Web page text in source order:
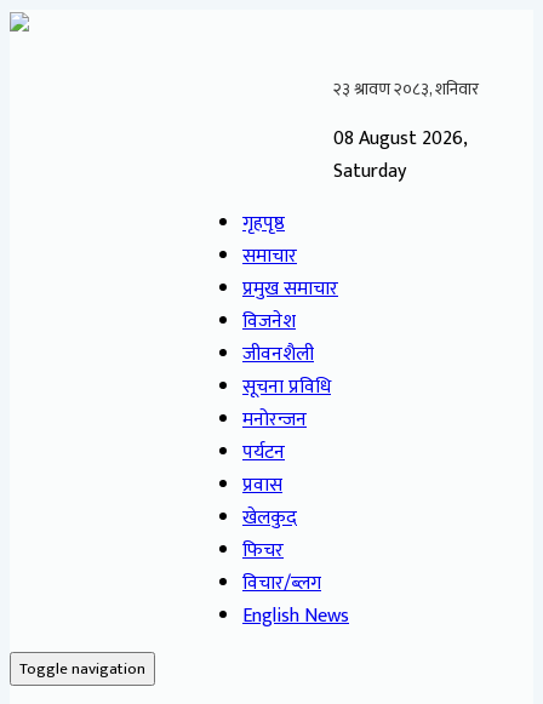
08 August 2026,
Saturday
गृहपृष्ठ
समाचार
प्रमुख समाचार
विजनेश
जीवनशैली
सूचना प्रविधि
मनोरन्जन
पर्यटन
प्रवास
खेलकुद
फिचर
विचार/ब्लग
English News
Toggle navigation